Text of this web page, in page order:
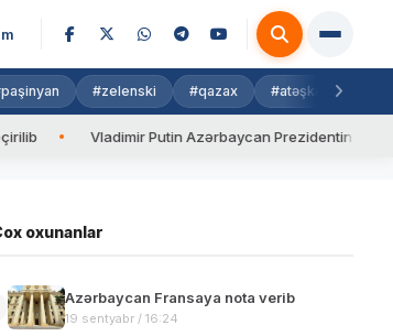
#zelenski #qazax #atəşkəs
Vladimir Putin Azərbaycan Prezidentinə zəng edib
oxunanlar
Azərbaycan Fransaya nota verib
19 sentyabr / 16:24